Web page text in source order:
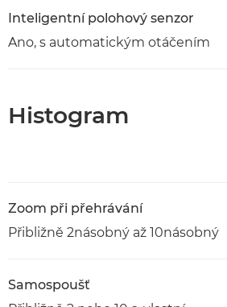
Inteligentní polohový senzor
Ano, s automatickým otáčením
Histogram
Zoom při přehrávání
Přibližně 2násobný až 10násobný
Samospoušť